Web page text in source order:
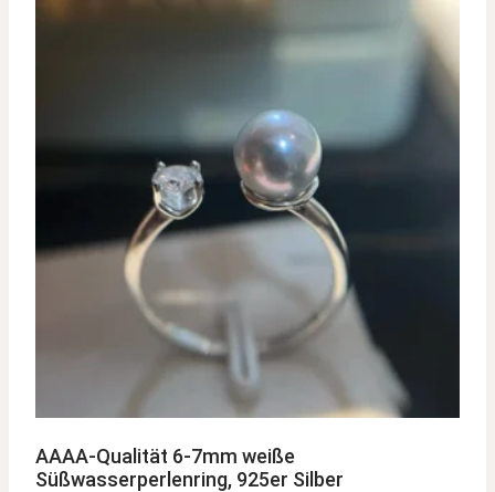
AAAA-Qualität 6-7mm weiße
Süßwasserperlenring, 925er Silber